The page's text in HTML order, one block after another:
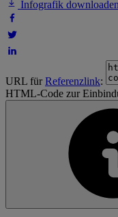
Infografik
URL fürReferenzlink:
HTML-Code zur